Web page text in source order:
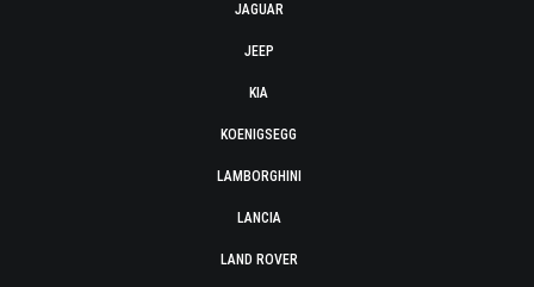
JAGUAR
JEEP
KIA
KOENIGSEGG
LAMBORGHINI
LANCIA
LAND ROVER